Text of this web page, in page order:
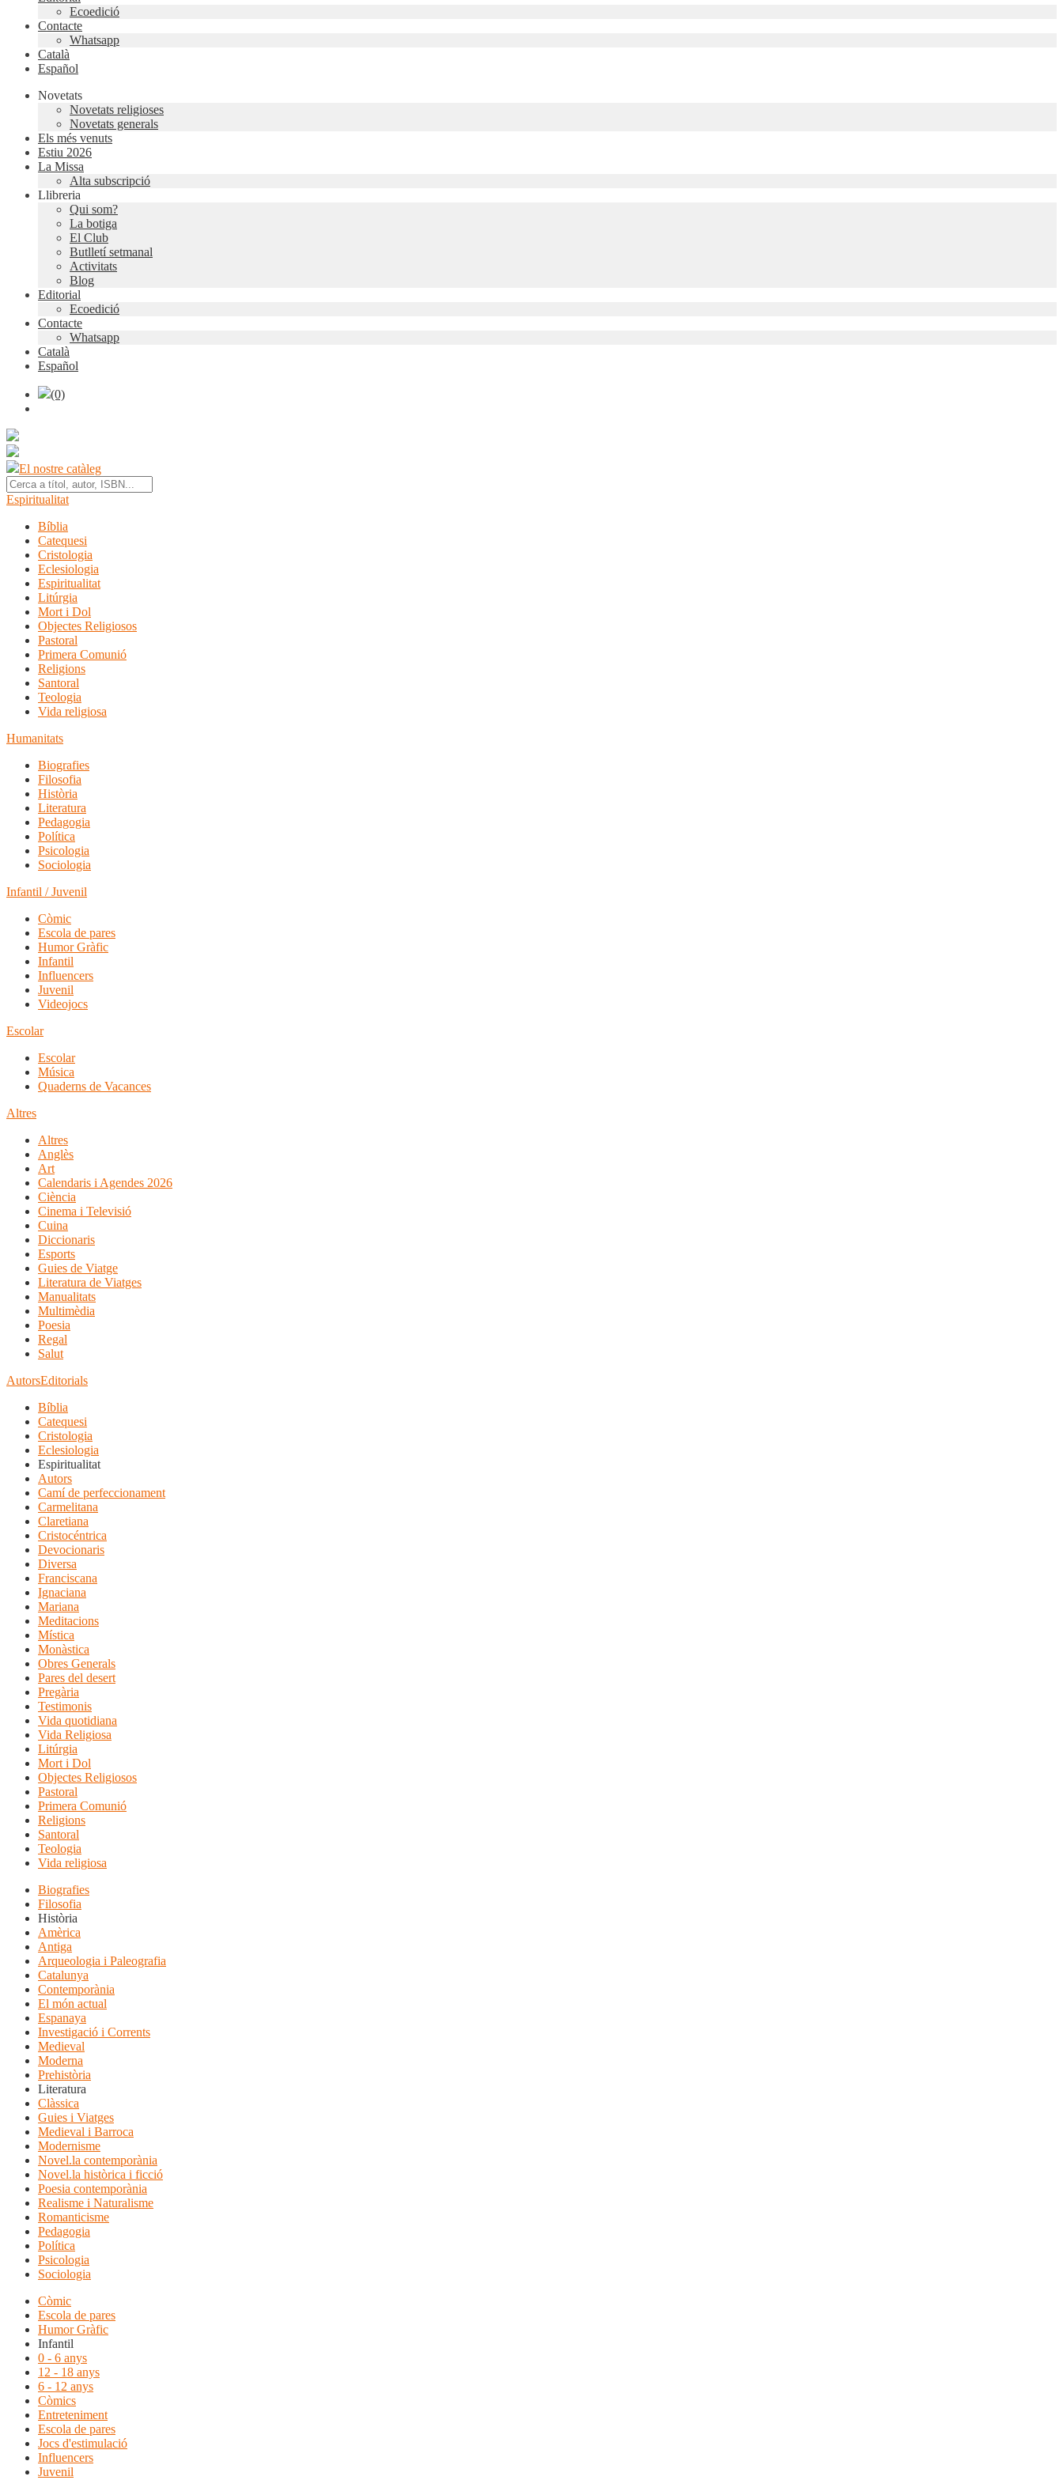
Ecoedició
Contacte
Whatsapp
Català
Español
Novetats
Novetats religioses
Novetats generals
Els més venuts
Estiu 2026
La Missa
Alta subscripció
Llibreria
Qui som?
La botiga
El Club
Butlletí setmanal
Activitats
Blog
Editorial
Ecoedició
Contacte
Whatsapp
Català
Español
(0)
El nostre catàleg
Espiritualitat
Bíblia
Catequesi
Cristologia
Eclesiologia
Espiritualitat
Litúrgia
Mort i Dol
Objectes Religiosos
Pastoral
Primera Comunió
Religions
Santoral
Teologia
Vida religiosa
Humanitats
Biografies
Filosofia
Història
Literatura
Pedagogia
Política
Psicologia
Sociologia
Infantil / Juvenil
Còmic
Escola de pares
Humor Gràfic
Infantil
Influencers
Juvenil
Videojocs
Escolar
Escolar
Música
Quaderns de Vacances
Altres
Altres
Anglès
Art
Calendaris i Agendes 2026
Ciència
Cinema i Televisió
Cuina
Diccionaris
Esports
Guies de Viatge
Literatura de Viatges
Manualitats
Multimèdia
Poesia
Regal
Salut
AutorsEditorials
Bíblia
Catequesi
Cristologia
Eclesiologia
Espiritualitat
Autors
Camí de perfeccionament
Carmelitana
Claretiana
Cristocéntrica
Devocionaris
Diversa
Franciscana
Ignaciana
Mariana
Meditacions
Mística
Monàstica
Obres Generals
Pares del desert
Pregària
Testimonis
Vida quotidiana
Vida Religiosa
Litúrgia
Mort i Dol
Objectes Religiosos
Pastoral
Primera Comunió
Religions
Santoral
Teologia
Vida religiosa
Biografies
Filosofia
Història
Amèrica
Antiga
Arqueologia i Paleografia
Catalunya
Contemporània
El món actual
Espanaya
Investigació i Corrents
Medieval
Moderna
Prehistòria
Literatura
Clàssica
Guies i Viatges
Medieval i Barroca
Modernisme
Novel.la contemporània
Novel.la històrica i ficció
Poesia contemporània
Realisme i Naturalisme
Romanticisme
Pedagogia
Política
Psicologia
Sociologia
Còmic
Escola de pares
Humor Gràfic
Infantil
0 - 6 anys
12 - 18 anys
6 - 12 anys
Còmics
Entreteniment
Escola de pares
Jocs d'estimulació
Influencers
Juvenil